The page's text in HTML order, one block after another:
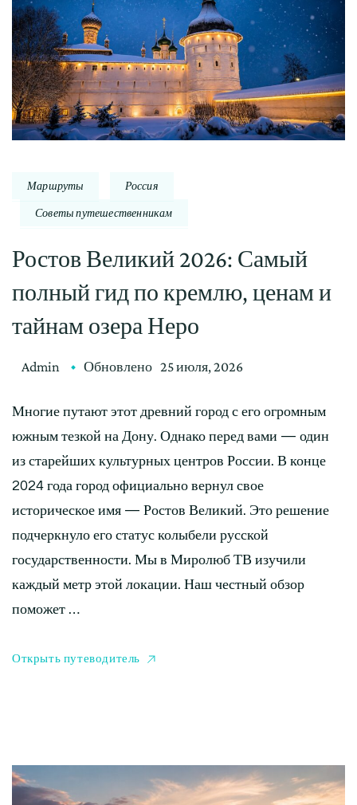
Маршруты Россия
Советы путешественникам
Ростов Великий 2026: Самый
полный гид по кремлю, ценам и
тайнам озера Неро
Admin Обновлено 25 июля, 2026
Многие путают этот древний город с его огромным
южным тезкой на Дону. Однако перед вами — один
из старейших культурных центров России. В конце
2024 года город официально вернул свое
историческое имя — Ростов Великий. Это решение
подчеркнуло его статус колыбели русской
государственности. Мы в Миролюб ТВ изучили
каждый метр этой локации. Наш честный обзор
поможет …
Открыть путеводитель